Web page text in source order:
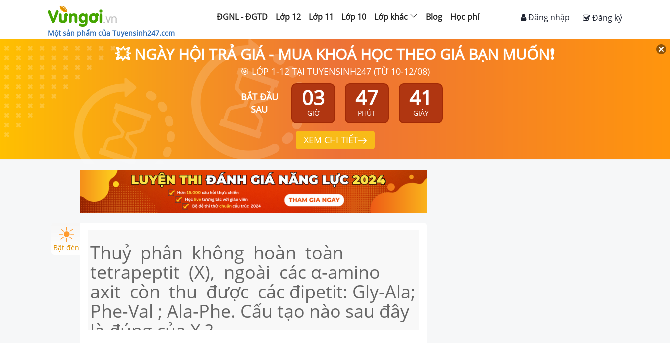
Một sản phẩm của Tuyensinh247.com
ĐGNL - ĐGTD Lớp 12 Lớp 11 Lớp 10 Lớp khác Blog Học phí Đăng ký
Đăng nhập
💥 NGÀY HỘI TRẢ GIÁ - MUA KHOÁ HỌC THEO GIÁ BẠN MUỐN❗
🎯 LỚP 1-12 TẠI TUYENSINH247 (TỪ 10-12/08)
BẮT ĐẦU
SAU
03
GIỜ
47
PHÚT
40
GIÂY
XEM CHI TIẾT
Bật đèn Thuỷ phân không hoàn toàn
tetrapeptit (X), ngoài các α-amino
axit còn thu được các đipetit: Gly-Ala;
Phe-Val ; Ala-Phe. Cấu tạo nào sau đây
là đúng của X ?